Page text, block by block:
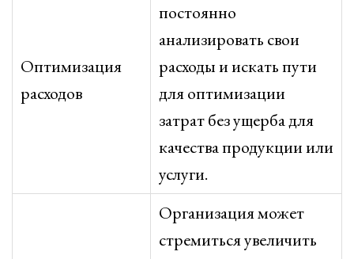
Оптимизация
расходов
постоянно
анализировать свои
расходы и искать пути
для оптимизации
затрат без ущерба для
качества продукции или
услуги.
Организация может
стремиться увеличить